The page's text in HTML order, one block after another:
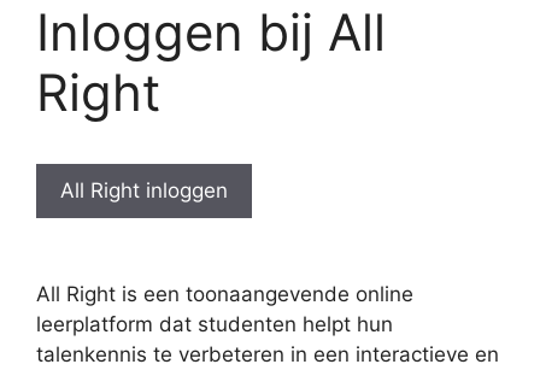
Inloggen bij All
Right
All Right inloggen
All Right is een toonaangevende online
leerplatform dat studenten helpt hun
talenkennis te verbeteren in een interactieve en